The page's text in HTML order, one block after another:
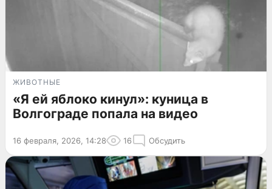
ЖИВОТНЫЕ
«Я ей яблоко кинул»: куница в
Волгограде попала на видео
16 февраля, 2026, 14:28 16 Обсудить